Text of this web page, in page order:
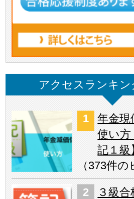
アクセスランキン
年金現
使い方
記１級
（373件の
３級